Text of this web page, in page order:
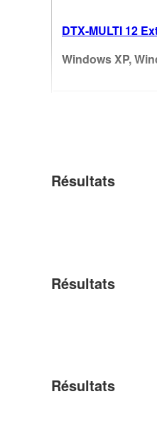
DTX-MULTI 12
Windows XP,
Résultats
Résultats
Résultats